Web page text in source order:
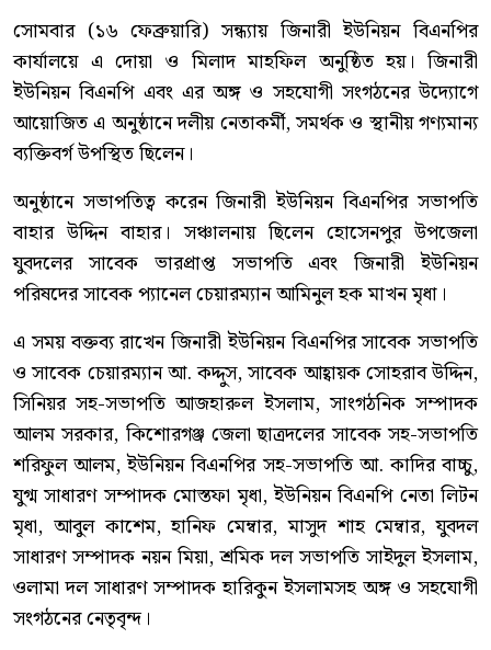
সোমবার (১৬ ফেব্রুয়ারি) সন্ধ্যায় জিনারী ইউনিয়ন বিএনপির
কার্যালয়ে এ দোয়া ও মিলাদ মাহফিল অনুষ্ঠিত হয়। জিনারী
ইউনিয়ন বিএনপি এবং এর অঙ্গ ও সহযোগী সংগঠনের উদ্যোগে
আয়োজিত এ অনুষ্ঠানে দলীয় নেতাকর্মী, সমর্থক ও স্থানীয় গণ্যমান্য
ব্যক্তিবর্গ উপস্থিত ছিলেন।
অনুষ্ঠানে সভাপতিত্ব করেন জিনারী ইউনিয়ন বিএনপির সভাপতি
বাহার উদ্দিন বাহার। সঞ্চালনায় ছিলেন হোসেনপুর উপজেলা
যুবদলের সাবেক ভারপ্রাপ্ত সভাপতি এবং জিনারী ইউনিয়ন
পরিষদের সাবেক প্যানেল চেয়ারম্যান আমিনুল হক মাখন মৃধা।
এ সময় বক্তব্য রাখেন জিনারী ইউনিয়ন বিএনপির সাবেক সভাপতি
ও সাবেক চেয়ারম্যান আ. কদ্দুস, সাবেক আহ্বায়ক সোহরাব উদ্দিন,
সিনিয়র সহ-সভাপতি আজহারুল ইসলাম, সাংগঠনিক সম্পাদক
আলম সরকার, কিশোরগঞ্জ জেলা ছাত্রদলের সাবেক সহ-সভাপতি
শরিফুল আলম, ইউনিয়ন বিএনপির সহ-সভাপতি আ. কাদির বাচ্চু,
যুগ্ম সাধারণ সম্পাদক মোস্তফা মৃধা, ইউনিয়ন বিএনপি নেতা লিটন
মৃধা, আবুল কাশেম, হানিফ মেম্বার, মাসুদ শাহ মেম্বার, যুবদল
সাধারণ সম্পাদক নয়ন মিয়া, শ্রমিক দল সভাপতি সাইদুল ইসলাম,
ওলামা দল সাধারণ সম্পাদক হারিকুন ইসলামসহ অঙ্গ ও সহযোগী
সংগঠনের নেতৃবৃন্দ।